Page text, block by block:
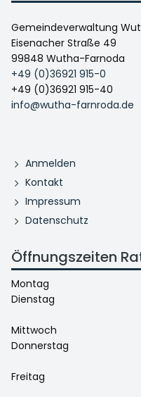
Gemeindeverwaltung
Eisenacher Straße 49
99848 Wutha-Farnoda
+49 (0)36921 915-0
+49 (0)36921 915-40
info@wutha-farnroda.de
Anmelden
Kontakt
Impressum
Datenschutz
Öffnungszeiten
Montag
Dienstag
Mittwoch
Donnerstag
Freitag